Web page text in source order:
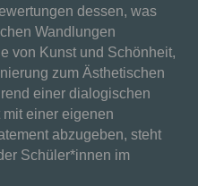
dessen, was
Wandlungen
von Kunst und Schönheit,
zum Ästhetischen
einer dialogischen
einer eigenen
abzugeben, steht
Schüler*innen im